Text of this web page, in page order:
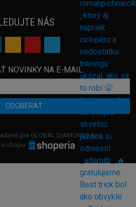
NÁS
NOVINKY NA E-MAIL
ODOBERAŤ
pre GLOBAL DIAMONDS s.r.o.
e-shopu